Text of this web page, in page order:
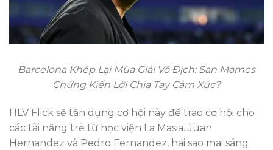
Barcelona Khép Lại Mùa Giải Vô Địch: San Mames
Chứng Kiến Lời Chia Tay Cảm Xúc?
HLV Flick sẽ tận dụng cơ hội này để trao cơ hội cho
các tài năng trẻ từ học viện La Masia. Juan
Hernandez và Pedro Fernandez, hai sao mai sáng